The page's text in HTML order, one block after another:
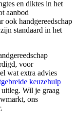
en diktes in het
aanbod
ook handgereedschap
standaard in het
voor
wat extra advies
keuzehulp
uitleg. Wil je graag
ons